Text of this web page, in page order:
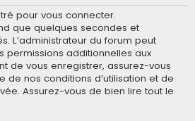
pour vous connecter.
que quelques secondes et
L’administrateur du forum peut
additionnelles aux
de vous enregistrer, assurez-vous
de nos conditions d’utilisation et de
Assurez-vous de bien lire tout le